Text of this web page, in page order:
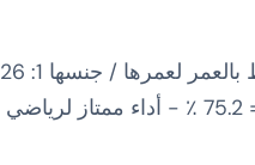
مثال: امرأة تبلغ من العمر 60 عاماً تجري نصف ماراثون 1:55 . قد يكون المعيار المفتوح المرتبط بالعمر لعمرها / جنسها 1: 26
(بناءً على الأرقام القياسية العالمية لتلك الفئة العمرية). النتيجة المرتبطة بالعمر = 1: 26 / 1: 55 = 75.2 ٪ - أداء ممتاز لرياضي